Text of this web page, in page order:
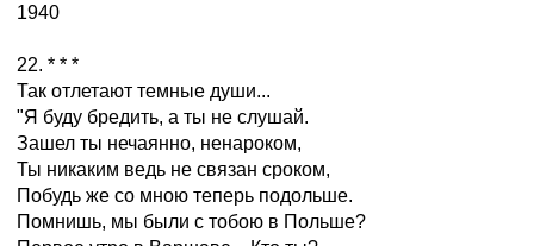
1940
22. * * *
Так отлетают темные души...
"Я буду бредить, а ты не слушай.
Зашел ты нечаянно, ненароком,
Ты никаким ведь не связан сроком,
Побудь же со мною теперь подольше.
Помнишь, мы были с тобою в Польше?